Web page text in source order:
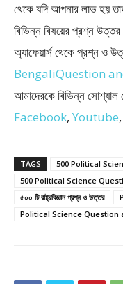
থেকে যদি আপনার লাভ হয়
বিভিন্ন বিষয়ের প্রশ্ন
অ্যাফেয়ার্স থেকে প্রশ্ন ও
BengaliQuestion
আমাদেরকে বিভিন্ন
Facebook, Youtube,
TAGS
500 Political
500 Political Science
৫০০ টি রাষ্ট্রবিজ্ঞান প্রশ্ন ও উত্তর
Political Science Question